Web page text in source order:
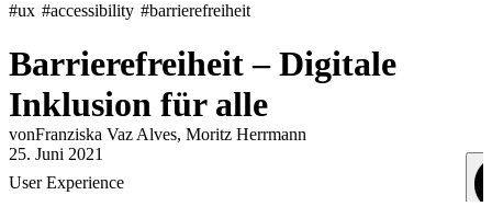
#ux #accessibility #barrierefreiheit
Barrierefreiheit – Digitale
Inklusion für alle
vonFranziska Vaz Alves, Moritz Herrmann
25. Juni 2021
User Experience